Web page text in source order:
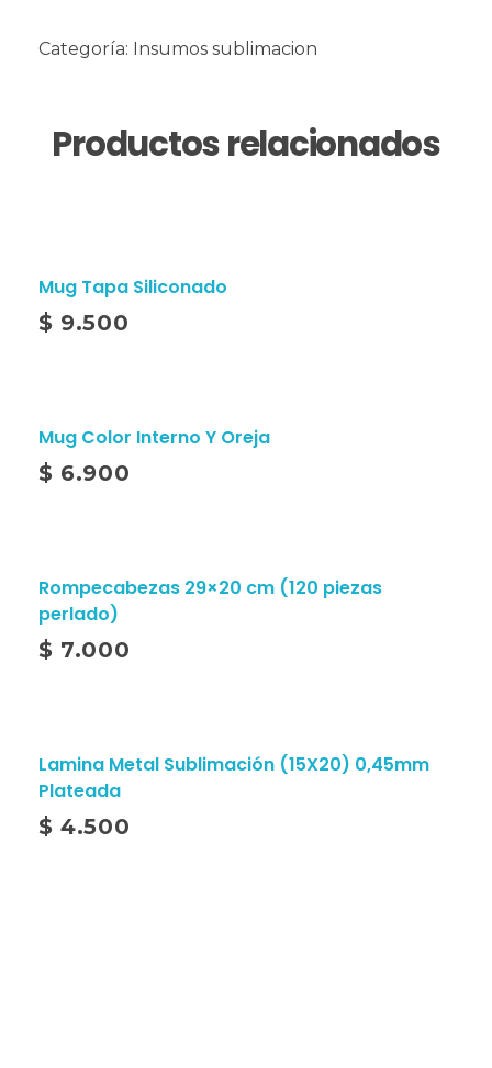
Categoría: Insumos sublimacion
Productos relacionados
Mug Tapa Siliconado
$ 9.500
Mug Color Interno Y Oreja
$ 6.900
Rompecabezas 29×20 cm (120 piezas
perlado)
$ 7.000
Lamina Metal Sublimación (15X20) 0,45mm
Plateada
$ 4.500